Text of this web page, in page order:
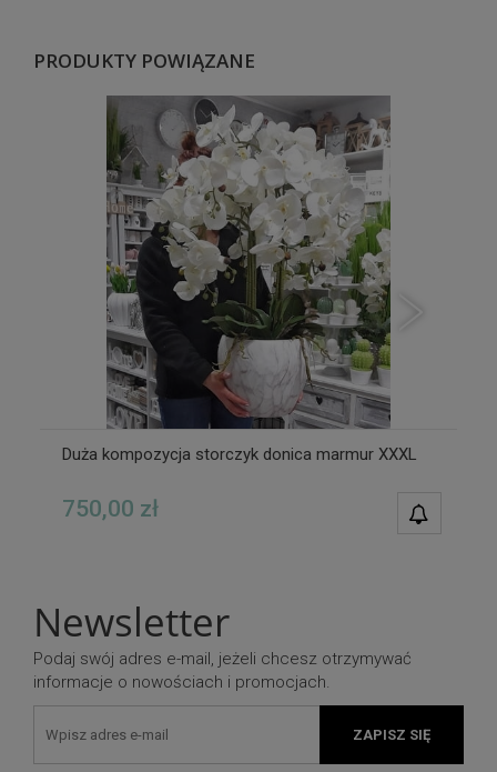
PRODUKTY POWIĄZANE
Duża kompozycja storczyk donica marmur XXXL
750,00 zł
Newsletter
Podaj swój adres e-mail, jeżeli chcesz otrzymywać
informacje o nowościach i promocjach.
ZAPISZ SIĘ